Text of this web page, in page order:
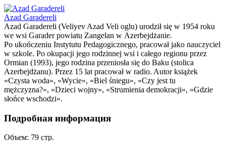
Azad Garadereli
Azad Garadereli (Veliyev Azad Veli oglu) urodził się w 1954 roku
we wsi Garader powiatu Zangelan w Azerbejdżanie.
Po ukończeniu Instytutu Pedagogicznego, pracował jako nauczyciel
w szkole. Po okupacji jego rodzinnej wsi i całego regionu przez
Ormian (1993), jego rodzina przeniosła się do Baku (stolica
Azerbejdżanu). Przez 15 lat pracował w radio. Autor książek
«Czysta woda», «Wycie», «Biel śniegu», «Czy jest tu
mężczyzna?», «Dzieci wojny», «Strumienia demokracji», «Gdzie
słońce wschodzi».
Подробная информация
Объем: 79 стр.